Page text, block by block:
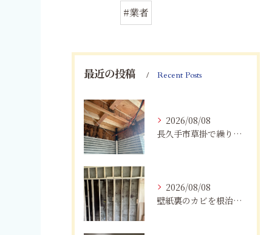
#業者
最近の投稿 Recent Posts
2026/08/08
長久手市草掛で繰り返すカビにお困りの方へ｜原因から解決策まで紹介
2026/08/08
壁紙裏のカビを根治！下地交換と防カビリフォームの重要性